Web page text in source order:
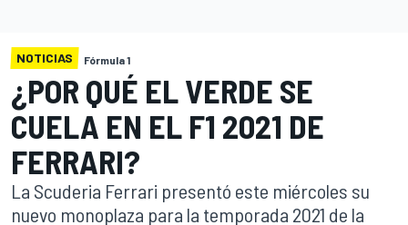
NOTICIAS Fórmula 1
¿POR QUÉ EL VERDE SE
CUELA EN EL F1 2021 DE
FERRARI?
La Scuderia Ferrari presentó este miércoles su
nuevo monoplaza para la temporada 2021 de la